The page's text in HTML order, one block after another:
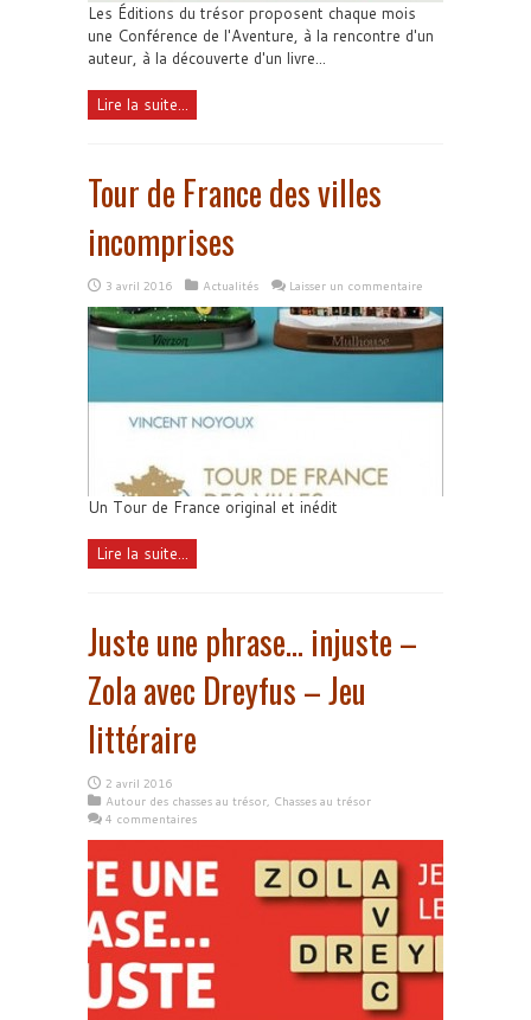
Les Éditions du trésor proposent chaque mois
une Conférence de l'Aventure, à la rencontre d'un
auteur, à la découverte d'un livre...
Lire la suite...
Tour de France des villes
incomprises
3 avril 2016 Actualités Laisser un commentaire
Un Tour de France original et inédit
Lire la suite...
Juste une phrase… injuste –
Zola avec Dreyfus – Jeu
littéraire
2 avril 2016
Autour des chasses au trésor, Chasses au trésor
4 commentaires